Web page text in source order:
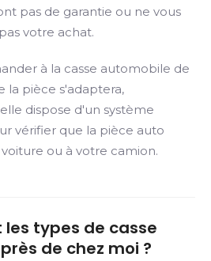
pas de garantie ou ne vous
votre achat.
à la casse automobile de
la pièce s'adaptera,
dispose d'un système
vérifier que la pièce auto
ou à votre camion.
les types de casse
de chez moi ?